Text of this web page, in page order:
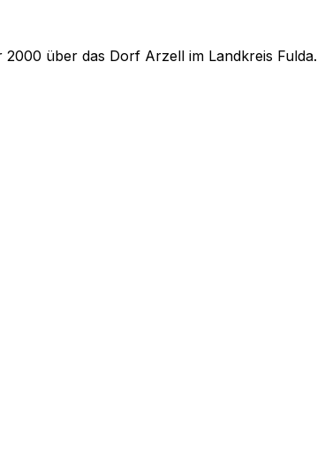
über das Dorf Arzell im Landkreis Fulda.